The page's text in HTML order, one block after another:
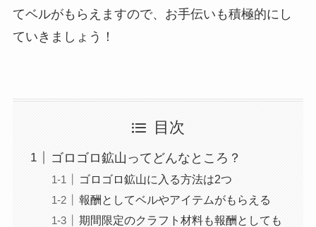
てベルがもらえますので、お手伝いも積極的にし
ていきましょう！
目次
ゴロゴロ鉱山ってどんなところ？
ゴロゴロ鉱山に入る方法は2つ
報酬としてベルやアイテムがもらえる
期間限定のクラフト材料も報酬としても